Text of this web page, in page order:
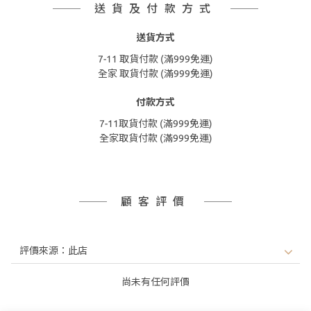
送貨及付款方式
送貨方式
7-11 取貨付款 (滿999免運)
全家 取貨付款 (滿999免運)
付款方式
7-11取貨付款 (滿999免運)
全家取貨付款 (滿999免運)
顧客評價
尚未有任何評價